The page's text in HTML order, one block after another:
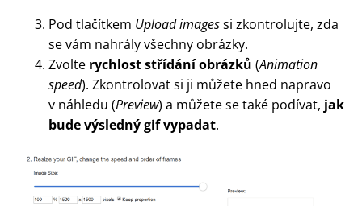
Pod tlačítkem Upload imagessi zkontrolujte, zda
se vám nahrály všechny obrázky.
Zvolte rychlost střídání obrázků (Animation
speed). Zkontrolovat si ji můžete hned napravo
v náhledu (Preview) a můžete se také podívat, jak
bude výsledný gif vypadat.